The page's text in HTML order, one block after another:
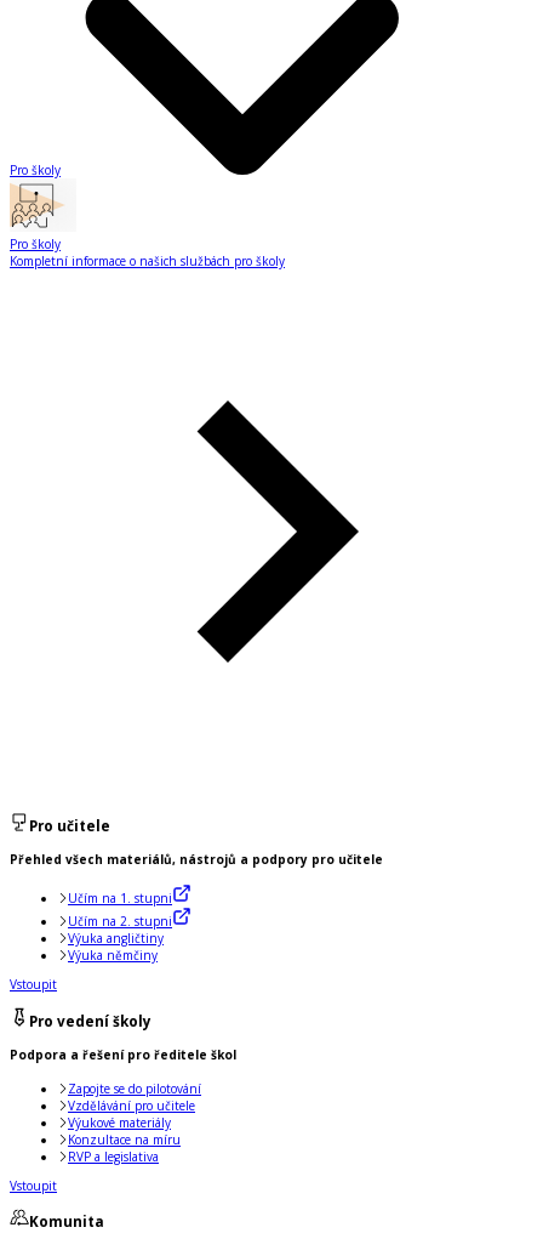
Pro školy
Pro školy
Kompletní informace o našich službách pro školy
Pro učitele
Přehled všech materiálů, nástrojů a podpory pro učitele
Učím na 1. stupni
Učím na 2. stupni
Výuka angličtiny
Výuka němčiny
Vstoupit
Pro vedení školy
Podpora a řešení pro ředitele škol
Zapojte se do pilotování
Vzdělávání pro učitele
Výukové materiály
Konzultace na míru
RVP a legislativa
Vstoupit
Komunita